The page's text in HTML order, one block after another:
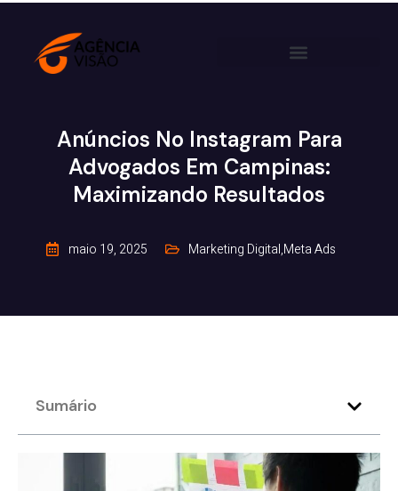
Anúncios No Instagram Para
Advogados Em Campinas:
Maximizando Resultados
maio 19, 2025 Marketing Digital,Meta Ads
Sumário